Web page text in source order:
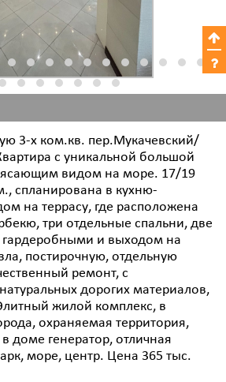
3-х ком.кв. пер.Мукачевский/
с уникальной большой
видом на море. 17/19
спланирована в кухню-
на террасу, где расположена
три отдельные спальни, две
гардеробными и выходом на
постирочную, отдельную
ремонт, с
дорогих материалов,
жилой комплекс, в
охраняемая территория,
доме генератор, отличная
море, центр. Цена 365 тыс.